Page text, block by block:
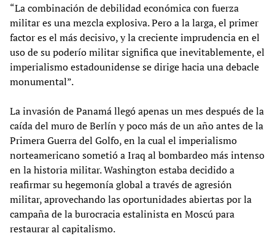
“La combinación de debilidad económica con fuerza
militar es una mezcla explosiva. Pero a la larga, el primer
factor es el más decisivo, y la creciente imprudencia en el
uso de su poderío militar significa que inevitablemente, el
imperialismo estadounidense se dirige hacia una debacle
monumental”.
La invasión de Panamá llegó apenas un mes después de la
caída del muro de Berlín y poco más de un año antes de la
Primera Guerra del Golfo, en la cual el imperialismo
norteamericano sometió a Iraq al bombardeo más intenso
en la historia militar. Washington estaba decidido a
reafirmar su hegemonía global a través de agresión
militar, aprovechando las oportunidades abiertas por la
campaña de la burocracia estalinista en Moscú para
restaurar al capitalismo.